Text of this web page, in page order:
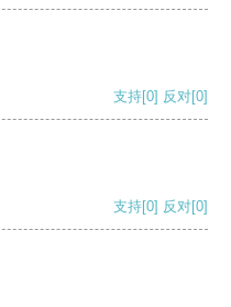
支持[0] 反对[0]
支持[0] 反对[0]